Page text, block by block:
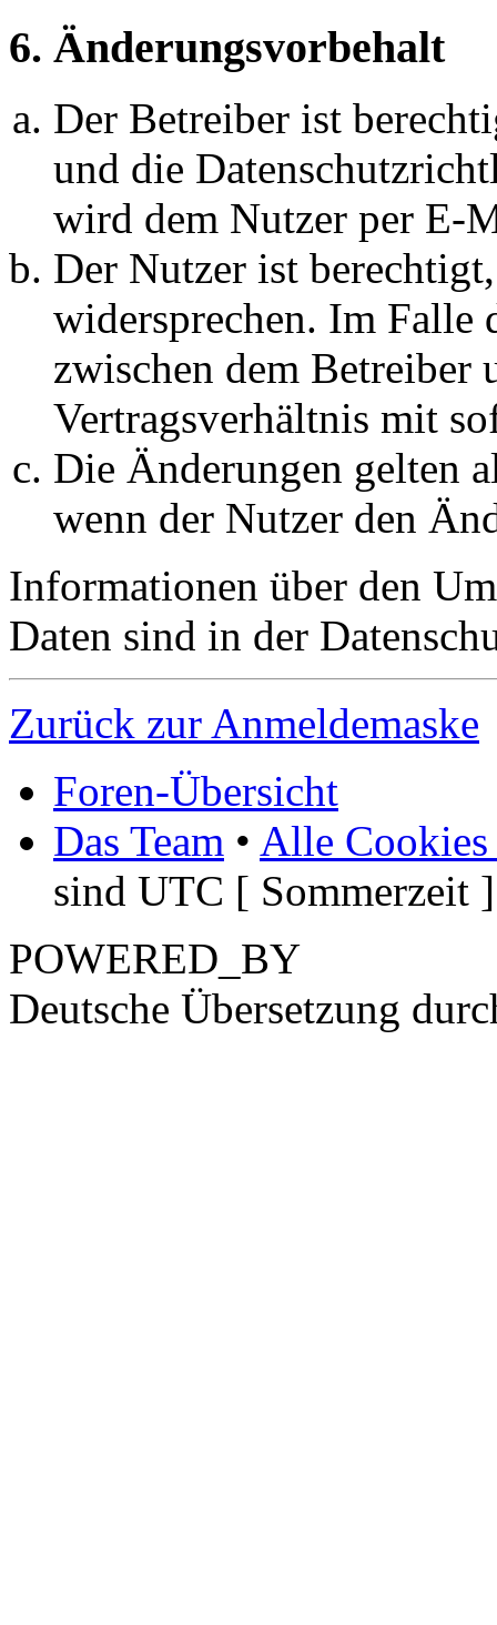
6. Änderungsvorbehalt
Der Betreiber ist
und die
wird dem Nutzer per E-
Der Nutzer ist
widersprechen. Im Falle
zwischen dem Betreiber
Vertragsverhältnis mit
Die Änderungen gelten
wenn der Nutzer den
Informationen über den
Daten sind in der
Zurück zur Anmeldemaske
Foren-Übersicht
Das Team • Alle Cookies
sind UTC [ Sommerzeit ]
POWERED_BY
Deutsche Übersetzung